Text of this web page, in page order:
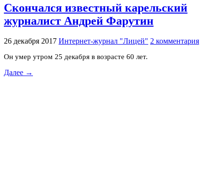
Скончался известный карельский
журналист Андрей Фарутин
26 декабря 2017 Интернет-журнал "Лицей" 2 комментария
Он умер утром 25 декабря в возрасте 60 лет.
Далее →